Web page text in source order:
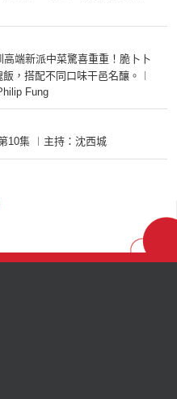
高端新派中菜驚喜重重！脆卜卜
，搭配不同口味干邑名釀。︱
Fung
10集 ︱主持：沈西城